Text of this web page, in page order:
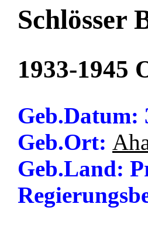
Schlösser
1933-1945
Geb.Datum:
Geb.Ort:
Geb.Land: